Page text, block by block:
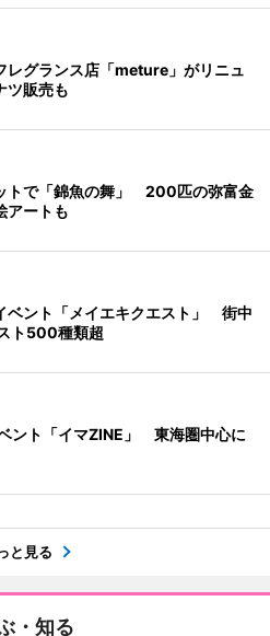
レグランス店「meture」がリニュ
販売も
トで「錦魚の舞」 200匹の弥富金
アートも
ベント「メイエキクエスト」 街中
ト500種類超
ント「イマZINE」 東海圏中心に
と見る
・知る